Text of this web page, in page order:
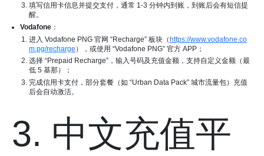
填写信用卡信息并提交支付，通常 1-3 分钟内到账，到账后会有短信提
醒。
Vodafone ：
进入 Vodafone PNG 官网 “Recharge” 板块（https://www.vodafone .co
m.pg/recharge ），或使用 “Vodafone PNG” 官方 APP；
选择 “Prepaid Recharge”，输入号码及充值金额，支持自定义金额（最
低 5 基那）；
完成信用卡支付，部分套餐（如 “Urban Data Pack” 城市流量包）充值
后会自动激活。
3. 中文充值平